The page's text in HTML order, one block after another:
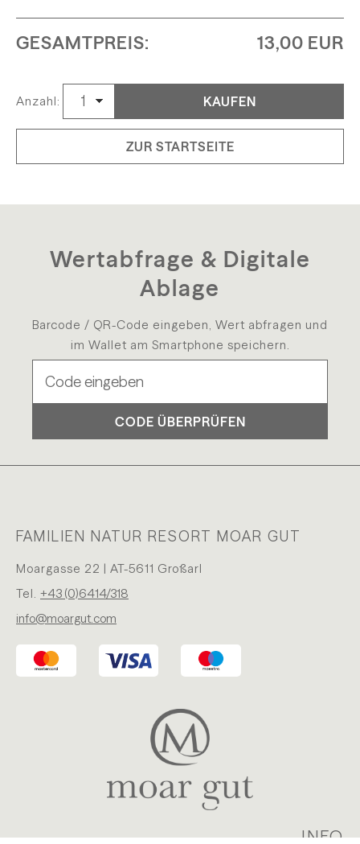
GESAMTPREIS: 13,00 EUR
Anzahl: KAUFEN
ZUR STARTSEITE
Wertabfrage & Digitale
Ablage
Barcode / QR-Code eingeben, Wert abfragen und
im Wallet am Smartphone speichern.
CODE ÜBERPRÜFEN
FAMILIEN NATUR RESORT MOAR GUT
Moargasse 22 | AT-5611 Großarl
Tel. +43 (0)6414/318
info@moargut.com
INFO